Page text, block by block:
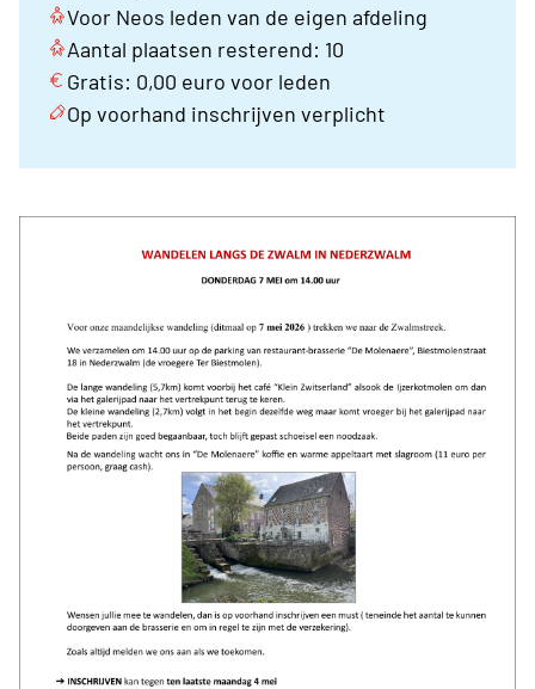
Voor Neos leden van de eigen afdeling
Aantal plaatsen resterend: 10
Gratis: 0,00 euro voor leden
Op voorhand inschrijven verplicht